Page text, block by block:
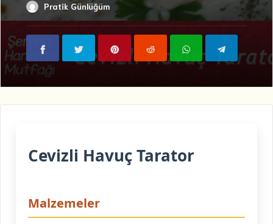
Pratik Günlüğüm
Cevizli Havuç Tarator
Malzemeler